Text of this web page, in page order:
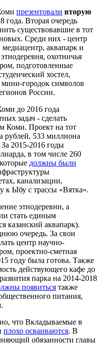
презентовали вторую
года. Вторая очередь
существовавшие в тот
Среди них - центр
медиацентр, аквапарк и
охотничья
подготовленные
хостел,
городок символов
России.
до 2016 года
задач - сделать
Коми. Проект на тот
рублей, 533 миллиона
2015-2016 годы
в том числе 260
должны были
канализации,
к Ыбу с трассы «Вятка».
этнодеревни, а
стать единым
казанский аквапарк).
очередь. За свои
центр научно-
проектно-сметная
году была готова. Также
действующего кафе до
парка на 2014-2018
появиться также
питания,
что Вкладываемые в
плохо осваиваются. В
обязанности главы